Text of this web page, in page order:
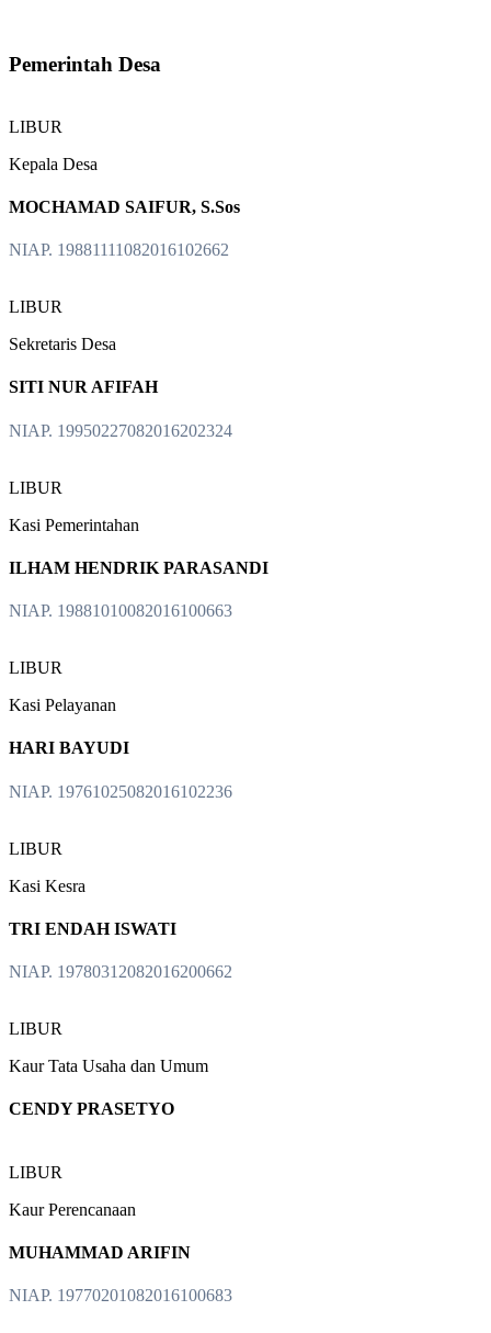
Pemerintah Desa
LIBUR
Kepala Desa
MOCHAMAD SAIFUR, S.Sos
NIAP. 19881111082016102662
LIBUR
Sekretaris Desa
SITI NUR AFIFAH
NIAP. 19950227082016202324
LIBUR
Kasi Pemerintahan
ILHAM HENDRIK PARASANDI
NIAP. 19881010082016100663
LIBUR
Kasi Pelayanan
HARI BAYUDI
NIAP. 19761025082016102236
LIBUR
Kasi Kesra
TRI ENDAH ISWATI
NIAP. 19780312082016200662
LIBUR
Kaur Tata Usaha dan Umum
CENDY PRASETYO
LIBUR
Kaur Perencanaan
MUHAMMAD ARIFIN
NIAP. 19770201082016100683